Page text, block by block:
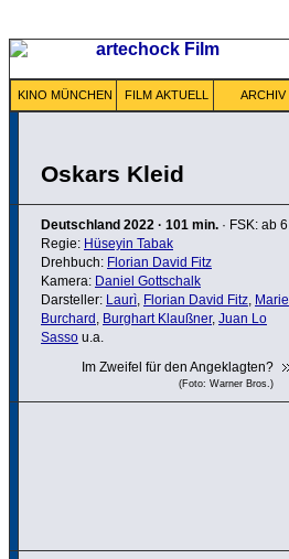
KINO MÜNCHEN FILM AKTUELL ARCHIV
Oskars Kleid
Deutschland 2022 · 101 min. · FSK: ab 6
Regie: Hüseyin Tabak
Drehbuch: Florian David Fitz
Kamera: Daniel Gottschalk
Darsteller: Laurì, Florian David Fitz, Marie
Burchard , Burghart Klaußner, Juan Lo
Sasso u.a.
Im Zweifel für den Angeklagten?
(Foto: Warner Bros.)